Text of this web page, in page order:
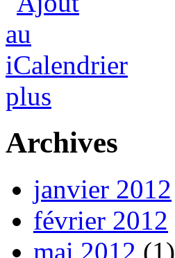
plus
Archives
janvier 2012
février 2012
mai 2012 (1)